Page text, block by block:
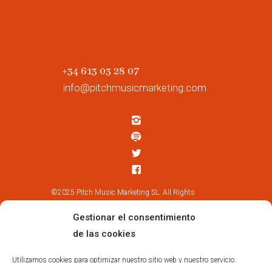
Gestionar el consentimiento
de las cookies
Utilizamos cookies para optimizar nuestro sitio web y nuestro servicio.
+34 613 03 28 07
info@pitchmusicmarketing.com
©2025 Pitch Music Marketing SL. All Rights
Suscríbete